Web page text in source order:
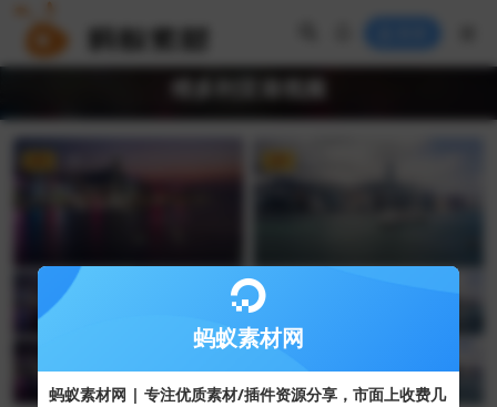
蚂蚁素材网
蚂蚁素材网 | 专注优质素材/插件资源分享，市面上收费几